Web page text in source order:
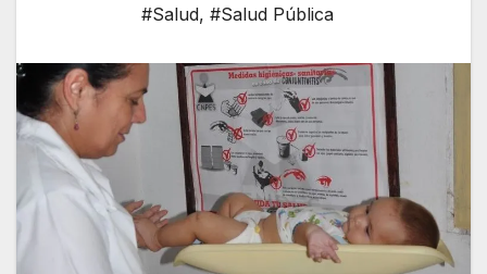
#Salud, #Salud Pública